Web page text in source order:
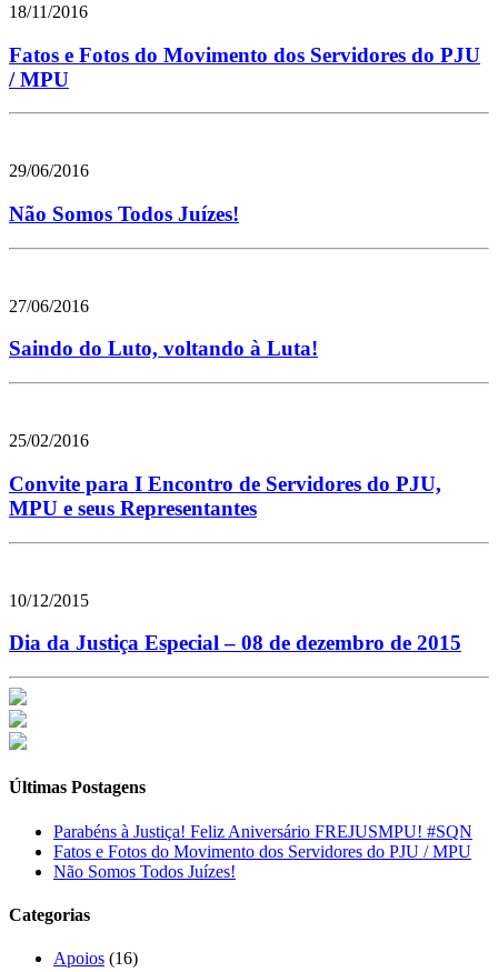
18/11/2016
Fatos e Fotos do Movimento dos Servidores do PJU
/ MPU
29/06/2016
Não Somos Todos Juízes!
27/06/2016
Saindo do Luto, voltando à Luta!
25/02/2016
Convite para I Encontro de Servidores do PJU,
MPU e seus Representantes
10/12/2015
Dia da Justiça Especial – 08 de dezembro de 2015
Últimas Postagens
Parabéns à Justiça! Feliz Aniversário FREJUSMPU! #SQN
Fatos e Fotos do Movimento dos Servidores do PJU / MPU
Não Somos Todos Juízes!
Categorias
Apoios (16)